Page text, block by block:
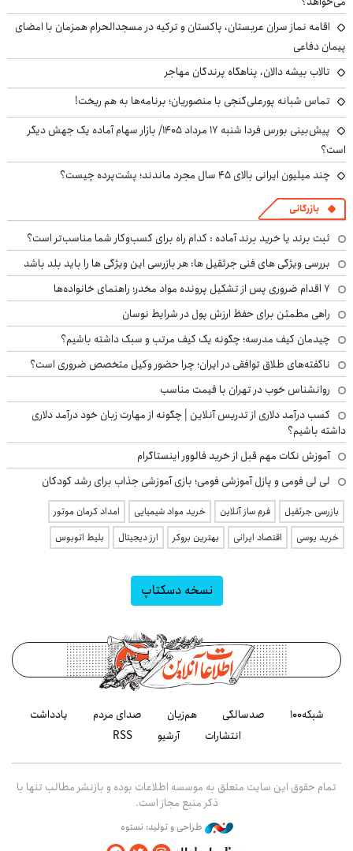
اقامه نماز سران عربستان، پاکستان و ترکیه در مسجدالحرام همزمان با امضای
پیمان دفاعی
تالاب بیشه دالان، پناهگاه پرندگان مهاجر
تماس شبانه پورعلی‌گنجی با منصوریان؛ برنامه‌ها به هم ریخت!
پیش‌بینی بورس فردا شنبه ۱۷ مرداد ۱۴۰۵/ بازار سهام آماده یک جهش دیگر
است؟
چند میلیون ایرانی بالای ۴۵ سال مجرد ماندند؛ پشت‌پرده چیست؟
بازرگانی
ثبت برند یا خرید برند آماده : کدام راه برای کسب‌وکار شما مناسب‌تر است؟
بررسی ویژگی های فنی جرثقیل ها: هر بازرسی این ویژگی ها را باید بلد باشد
۷ اقدام ضروری پس از تشکیل پرونده مواد مخدر؛ راهنمای خانواده‌ها
راهی مطمئن برای حفظ ارزش پول در شرایط نوسان
چیدمان کیف مدرسه؛ چگونه یک کیف مرتب و سبک داشته باشیم؟
ناگفته‌های طلاق توافقی در ایران؛ چرا حضور وکیل متخصص ضروری است؟
روانشناس خوب در تهران با قیمت مناسب
کسب درآمد دلاری از تدریس آنلاین | چگونه از مهارت زبان خود درآمد دلاری
داشته باشیم؟
آموزش نکات مهم قبل از خرید فالوور اینستاگرام
لی لی فومی و پازل آموزشی فومی؛ بازی آموزشی جذاب برای رشد کودکان
بازرسی جرثقیل فرم ساز آنلاین خرید مواد شیمیایی
امداد کرمان موتور
خرید یوسی
اقتصاد ایرانی بهترین بروکر ارز دیجیتال بلیط اتوبوس
نسخه دسکتاپ
شبکه۱۰۰ صدسالگی هم‌زبان صدای مردم
یادداشت
انتشارات
آرشیو RSS
تمام حقوق این سایت متعلق به موسسه اطلاعات بوده و بازنشر مطالب تنها با
ذکر منبع مجاز است.
طراحی و تولید: نستوه